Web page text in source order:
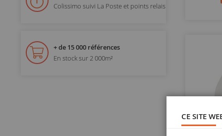
Colissimo suivi La Poste et points relais
+ de 15 000 références
En stock sur 2 000m²
CE SITE